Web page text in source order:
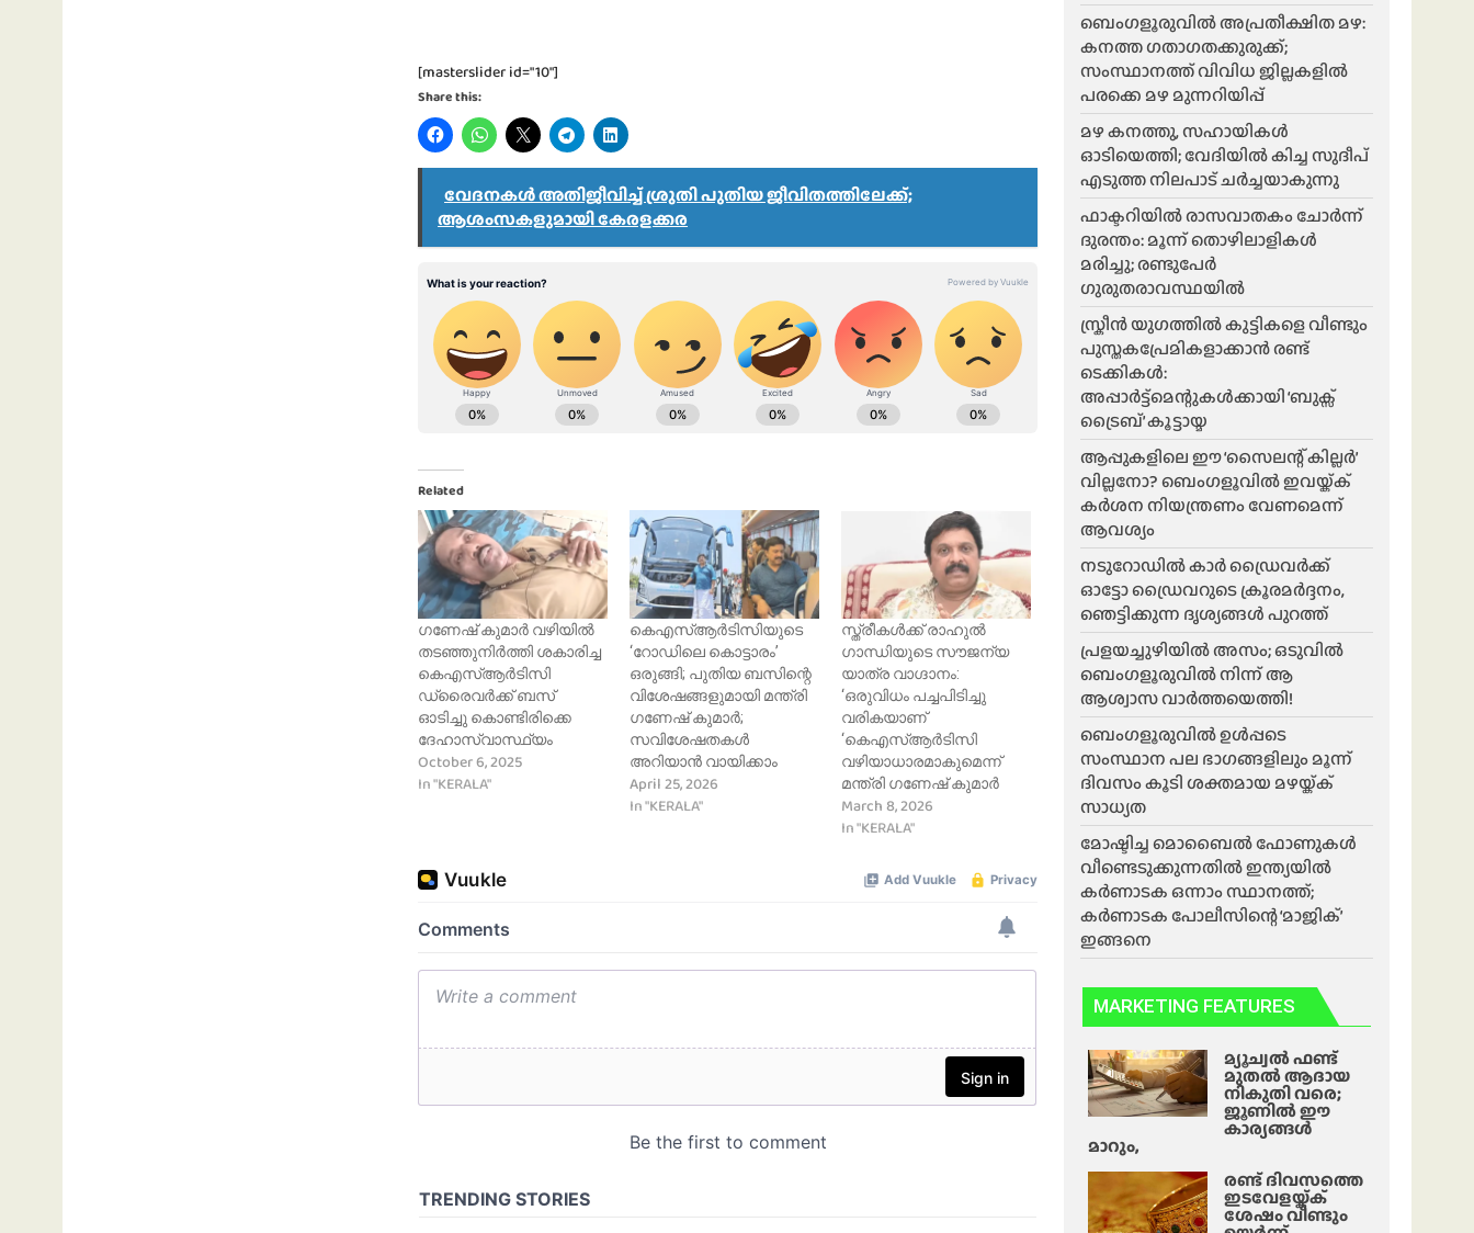
[masterslider id="10"]
Share this:
വേദനകൾ അതിജീവിച്ച് ശ്രുതി പുതിയ ജീവിതത്തിലേക്ക്;
ആശംസകളുമായി കേരളക്കര
Related
ഗണേഷ് കുമാർ വഴിയിൽ
തടഞ്ഞുനിർത്തി ശകാരിച്ച
കെഎസ്ആർടിസി
ഡ്രൈവർക്ക് ബസ്
ഓടിച്ചു കൊണ്ടിരിക്കെ
ദേഹാസ്വാസ്ഥ്യം
October 6, 2025
In "KERALA"
കെഎസ്ആർടിസിയുടെ
‘റോഡിലെ കൊട്ടാരം’
ഒരുങ്ങി; പുതിയ ബസിന്റെ
വിശേഷങ്ങളുമായി മന്ത്രി ​
ഗണേഷ് കുമാർ;
സവിശേഷതകൾ
അറിയാൻ വായിക്കാം
April 25, 2026
In "KERALA"
സ്ത്രീകൾക്ക് രാഹുൽ
ഗാന്ധിയുടെ സൗജന്യ
യാത്ര വാഗ്ദാനം:
‘ഒരുവിധം പച്ചപിടിച്ചു
വരികയാണ്
‘കെഎസ്ആർടിസി
വഴിയാധാരമാകുമെന്ന്
മന്ത്രി ​ഗണേഷ് കുമാർ
March 8, 2026
In "KERALA"
ബെംഗളൂരുവിൽ അപ്രതീക്ഷിത മഴ:
കനത്ത ഗതാഗതക്കുരുക്ക്;
സംസ്ഥാനത്ത് വിവിധ ജില്ലകളിൽ
പരക്കെ മഴ മുന്നറിയിപ്പ്
മഴ കനത്തു, സഹായികൾ
ഓടിയെത്തി; വേദിയിൽ കിച്ച സുദീപ്
എടുത്ത നിലപാട് ചർച്ചയാകുന്നു
ഫാക്ടറിയിൽ രാസവാതകം ചോർന്ന്
ദുരന്തം: മൂന്ന് തൊഴിലാളികൾ
മരിച്ചു; രണ്ടുപേർ
ഗുരുതരാവസ്ഥയിൽ
സ്ക്രീൻ യുഗത്തിൽ കുട്ടികളെ വീണ്ടും
പുസ്തകപ്രേമികളാക്കാൻ രണ്ട്
ടെക്കികൾ:
അപ്പാർട്ട്മെന്റുകൾക്കായി ‘ബുക്സ്
ട്രൈബ്’ കൂട്ടായ്മ
ആപ്പുകളിലെ ഈ ‘സൈലന്റ് കില്ലർ’
വില്ലനോ? ബെംഗളൂവിൽ ഇവയ്ക്ക്
കർശന നിയന്ത്രണം വേണമെന്ന്
ആവശ്യം
നടുറോഡിൽ കാർ ഡ്രൈവർക്ക്
ഓട്ടോ ഡ്രൈവറുടെ ക്രൂരമർദ്ദനം,
ഞെട്ടിക്കുന്ന ദൃശ്യങ്ങൾ പുറത്ത്
പ്രളയച്ചുഴിയിൽ അസം; ഒടുവിൽ
ബെംഗളൂരുവിൽ നിന്ന് ആ
ആശ്വാസ വാർത്തയെത്തി!
ബെംഗളൂരുവിൽ ഉൾപ്പടെ
സംസ്ഥാന പല ഭാ​ഗങ്ങളിലും മൂന്ന്
ദിവസം കൂടി ശക്തമായ മഴയ്ക്ക്
സാധ്യത
മോഷ്ടിച്ച മൊബൈൽ ഫോണുകൾ
വീണ്ടെടുക്കുന്നതിൽ ഇന്ത്യയിൽ
കർണാടക ഒന്നാം സ്ഥാനത്ത്;
കർണാടക പോലീസിന്റെ ‘മാജിക്’
ഇങ്ങനെ
MARKETING FEATURES
മ്യൂച്വൽ ഫണ്ട്
മുതൽ ആദായ
നികുതി വരെ;
ജൂണിൽ ഈ
കാര്യങ്ങൾ
മാറും,
രണ്ട് ദിവസത്തെ
ഇടവേളയ്ക്ക്
ശേഷം വീണ്ടും